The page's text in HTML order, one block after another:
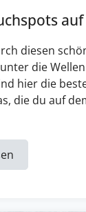
diesen
die
hier die
die du auf